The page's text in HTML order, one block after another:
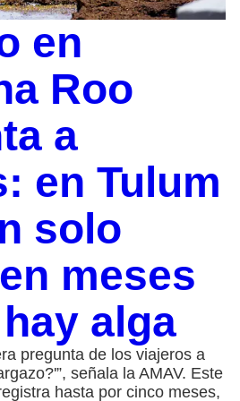
en
Roo
a
en Tulum
solo
meses
alga
pregunta de los viajeros a
señala la AMAV. Este
hasta por cinco meses,